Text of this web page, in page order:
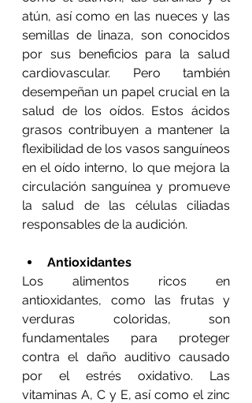
atún, así como en las nueces y las
semillas de linaza, son conocidos
por sus beneficios para la salud
cardiovascular. Pero también
desempeñan un papel crucial en la
salud de los oídos. Estos ácidos
grasos contribuyen a mantener la
flexibilidad de los vasos sanguíneos
en el oído interno, lo que mejora la
circulación sanguínea y promueve
la salud de las células ciliadas
responsables de la audición.
Antioxidantes
Los alimentos ricos en
antioxidantes, como las frutas y
verduras coloridas, son
fundamentales para proteger
contra el daño auditivo causado
por el estrés oxidativo. Las
vitaminas A, C y E, así como el zinc